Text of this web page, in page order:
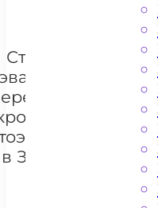
Стоимость
и
в Задорино